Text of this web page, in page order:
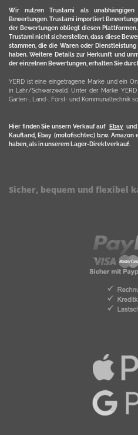
Wir nutzen Trustami als
Bewertungen. Trustami importiert
der Bewertungen obliegt diesen
Trustami nicht sicherstellen, dass diese
stammen, die die Waren oder
haben. Weitere Details zur Herkunft und
der einzelnen Bewertungen, erhalten Sie
YERD ist eine eingetragene Marke und ein
in Lahr/Schwarzwald. Unter der Marke
Garten-, Land-, Forst- und Kommunaltechnik
Hier finden Sie unsern Verkauf auf Ebayund
Kaufland, Ebay (motofischtec) bzw.
haben, als in unserem Lager-Direktverkauf.
Sicher, bequem und flexibel